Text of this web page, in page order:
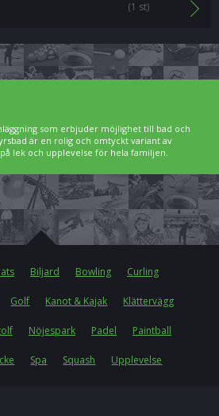
(1 st)
som erbjuder möjlighet till bad och
är en rolig och omtyckt variant av
lek och upplevelse för hela familjen.
Biljard Bowling Curling
Golf Kanot & Kajak Klättervägg
Nöjespark Padel Paintball
Spa Squash Upplevelse